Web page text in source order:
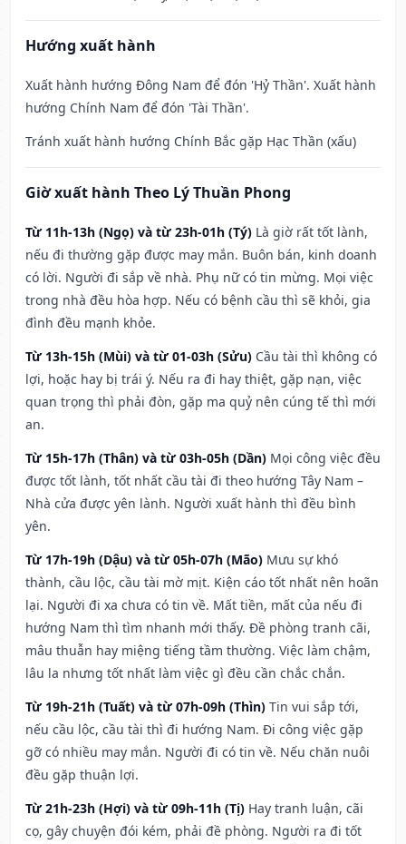
Hướng xuất hành
Xuất hành hướng Đông Nam để đón 'Hỷ Thần'. Xuất hành
hướng Chính Nam để đón 'Tài Thần'.
Tránh xuất hành hướng Chính Bắc gặp Hạc Thần (xấu)
Giờ xuất hành Theo Lý Thuần Phong
Từ 11h-13h (Ngọ) và từ 23h-01h (Tý) Là giờ rất tốt lành,
nếu đi thường gặp được may mắn. Buôn bán, kinh doanh
có lời. Người đi sắp về nhà. Phụ nữ có tin mừng. Mọi việc
trong nhà đều hòa hợp. Nếu có bệnh cầu thì sẽ khỏi, gia
đình đều mạnh khỏe.
Từ 13h-15h (Mùi) và từ 01-03h (Sửu) Cầu tài thì không có
lợi, hoặc hay bị trái ý. Nếu ra đi hay thiệt, gặp nạn, việc
quan trọng thì phải đòn, gặp ma quỷ nên cúng tế thì mới
an.
Từ 15h-17h (Thân) và từ 03h-05h (Dần) Mọi công việc đều
được tốt lành, tốt nhất cầu tài đi theo hướng Tây Nam –
Nhà cửa được yên lành. Người xuất hành thì đều bình
yên.
Từ 17h-19h (Dậu) và từ 05h-07h (Mão) Mưu sự khó
thành, cầu lộc, cầu tài mờ mịt. Kiện cáo tốt nhất nên hoãn
lại. Người đi xa chưa có tin về. Mất tiền, mất của nếu đi
hướng Nam thì tìm nhanh mới thấy. Đề phòng tranh cãi,
mâu thuẫn hay miệng tiếng tầm thường. Việc làm chậm,
lâu la nhưng tốt nhất làm việc gì đều cần chắc chắn.
Từ 19h-21h (Tuất) và từ 07h-09h (Thìn) Tin vui sắp tới,
nếu cầu lộc, cầu tài thì đi hướng Nam. Đi công việc gặp
gỡ có nhiều may mắn. Người đi có tin về. Nếu chăn nuôi
đều gặp thuận lợi.
Từ 21h-23h (Hợi) và từ 09h-11h (Tị) Hay tranh luận, cãi
cọ, gây chuyện đói kém, phải đề phòng. Người ra đi tốt